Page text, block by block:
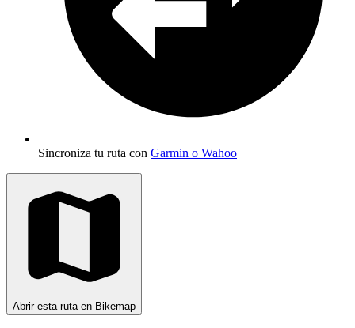
Sincroniza tu ruta con Garmin o Wahoo
Abrir esta ruta en Bikemap